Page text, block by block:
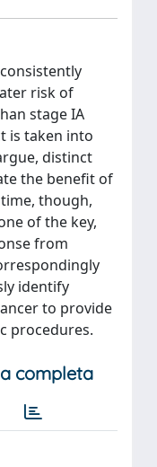
risk of
stage IA
is taken into
distinct
the benefit of
though,
of the key,
from
identify
to provide
procedures.
completa